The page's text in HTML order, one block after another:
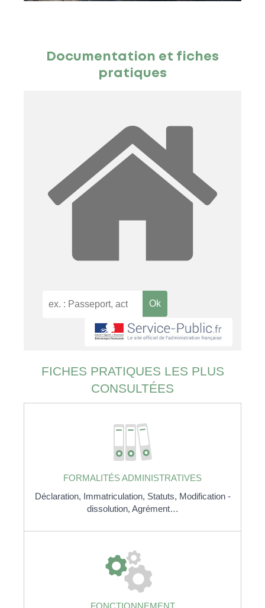
Documentation et fiches
pratiques
FICHES PRATIQUES LES PLUS
CONSULTÉES
FORMALITÉS ADMINISTRATIVES
Déclaration, Immatriculation, Statuts, Modification -
dissolution, Agrément…
FONCTIONNEMENT